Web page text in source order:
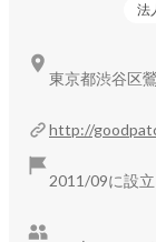
法
http://
2011/09に設立
東京都渋谷区